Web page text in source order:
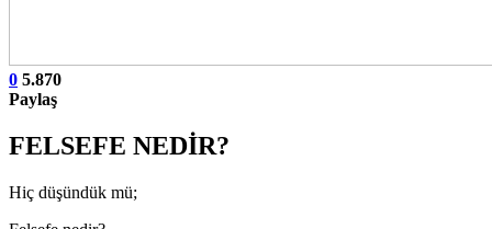
0 5.870
Paylaş
FELSEFE NEDİR?
Hiç düşündük mü;